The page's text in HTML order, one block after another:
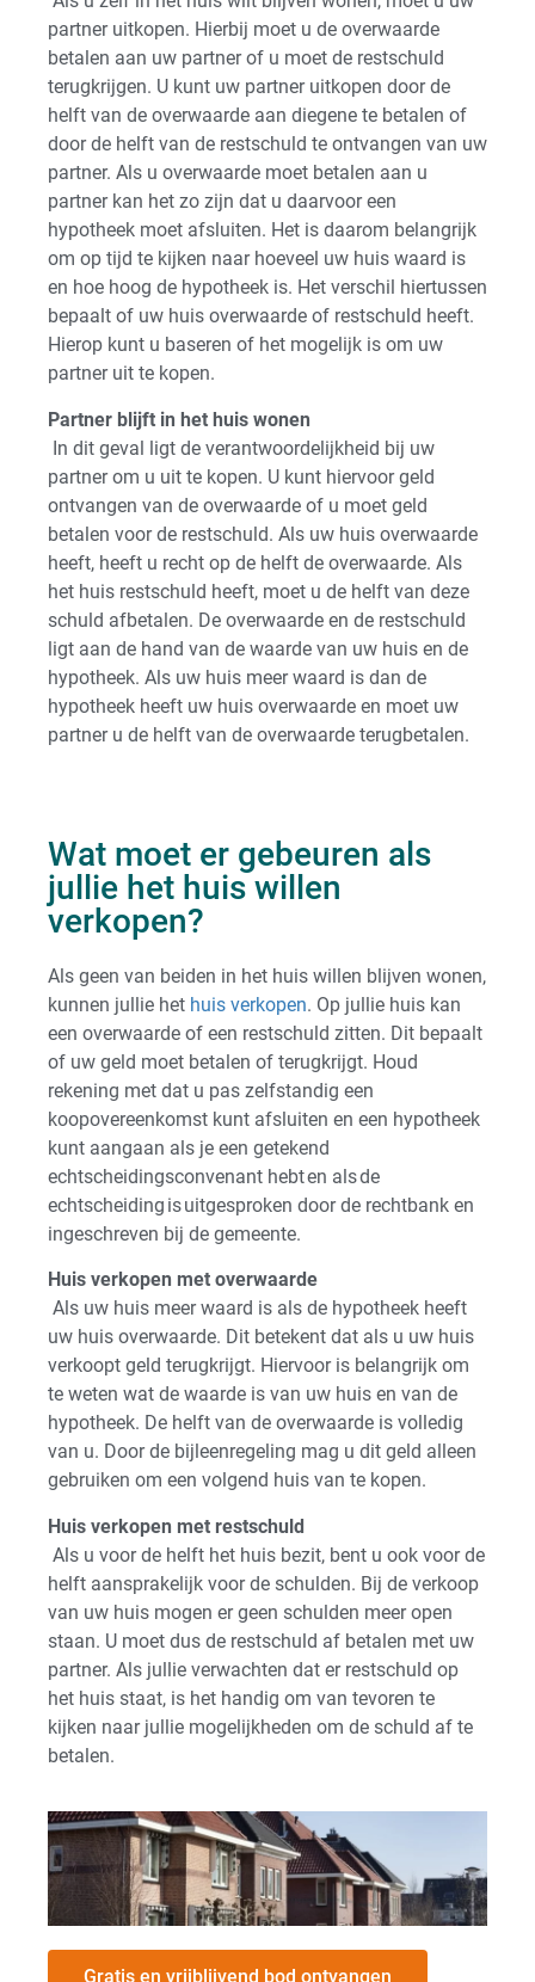
partner uitkopen. Hierbij moet u de overwaarde
betalen aan uw partner of u moet de restschuld
terugkrijgen. U kunt uw partner uitkopen door de
helft van de overwaarde aan diegene te betalen of
door de helft van de restschuld te ontvangen van uw
partner. Als u overwaarde moet betalen aan u
partner kan het zo zijn dat u daarvoor een
hypotheek moet afsluiten. Het is daarom belangrijk
om op tijd te kijken naar hoeveel uw huis waard is
en hoe hoog de hypotheek is. Het verschil hiertussen
bepaalt of uw huis overwaarde of restschuld heeft.
Hierop kunt u baseren of het mogelijk is om uw
partner uit te kopen.
Partner blijft in het huis wonen
In dit geval ligt de verantwoordelijkheid bij uw
partner om u uit te kopen. U kunt hiervoor geld
ontvangen van de overwaarde of u moet geld
betalen voor de restschuld. Als uw huis overwaarde
heeft, heeft u recht op de helft de overwaarde. Als
het huis restschuld heeft, moet u de helft van deze
schuld afbetalen. De overwaarde en de restschuld
ligt aan de hand van de waarde van uw huis en de
hypotheek. Als uw huis meer waard is dan de
hypotheek heeft uw huis overwaarde en moet uw
partner u de helft van de overwaarde terugbetalen.
Wat moet er gebeuren als
jullie het huis willen
verkopen?
Als geen van beiden in het huis willen blijven wonen,
kunnen jullie het huis verkopen. Op jullie huis kan
een overwaarde of een restschuld zitten. Dit bepaalt
of uw geld moet betalen of terugkrijgt. Houd
rekening met dat u pas zelfstandig een
koopovereenkomst kunt afsluiten en een hypotheek
kunt aangaan als je een getekend
echtscheidingsconvenant hebt en als de
echtscheiding is uitgesproken door de rechtbank en
ingeschreven bij de gemeente.
Huis verkopen met overwaarde
Als uw huis meer waard is als de hypotheek heeft
uw huis overwaarde. Dit betekent dat als u uw huis
verkoopt geld terugkrijgt. Hiervoor is belangrijk om
te weten wat de waarde is van uw huis en van de
hypotheek. De helft van de overwaarde is volledig
van u. Door de bijleenregeling mag u dit geld alleen
gebruiken om een volgend huis van te kopen.
Huis verkopen met restschuld
Als u voor de helft het huis bezit, bent u ook voor de
helft aansprakelijk voor de schulden. Bij de verkoop
van uw huis mogen er geen schulden meer open
staan. U moet dus de restschuld af betalen met uw
partner. Als jullie verwachten dat er restschuld op
het huis staat, is het handig om van tevoren te
kijken naar jullie mogelijkheden om de schuld af te
betalen.
Gratis en vrijblijvend bod ontvangen